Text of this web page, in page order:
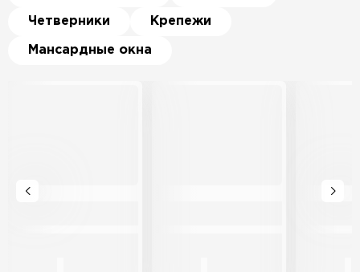
Четверники Крепежи
Мансардные окна